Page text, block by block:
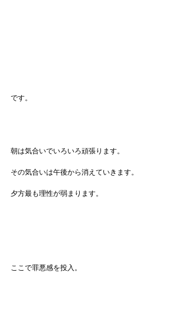
です。
朝は気合いでいろいろ頑張ります。
その気合いは午後から消えていきます。
夕方最も理性が弱まります。
ここで罪悪感を投入。